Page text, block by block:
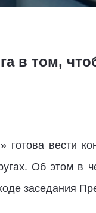
в том,
вести
Об этом в
заседания